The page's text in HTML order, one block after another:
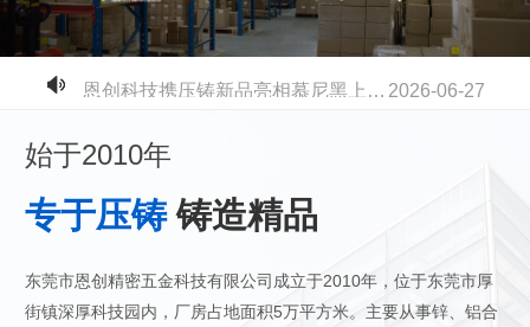
恩创科技-密压铸机器人零部件，赋能智能制造升级
2026-07-11
2026-07-03
2026-06-27
始于2010年
专于压铸铸造精品
东莞市恩创精密五金科技有限公司成立于2010年，位于东莞市厚
街镇深厚科技园内，厂房占地面积5万平方米。主要从事锌、铝合